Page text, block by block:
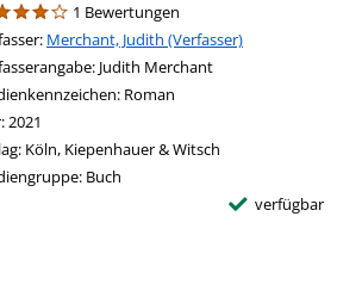
1 Bewertungen
Suche nach diesem Verfasser
Merchant, Judith (Verfasser)
Judith Merchant
Roman
2021
Köln, Kiepenhauer & Witsch
Buch
verfügbar